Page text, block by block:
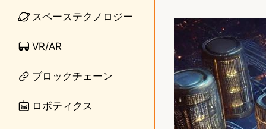
スペーステクノロジー
VR/AR
ブロックチェーン
ロボティクス
n
e
t
o
d
o